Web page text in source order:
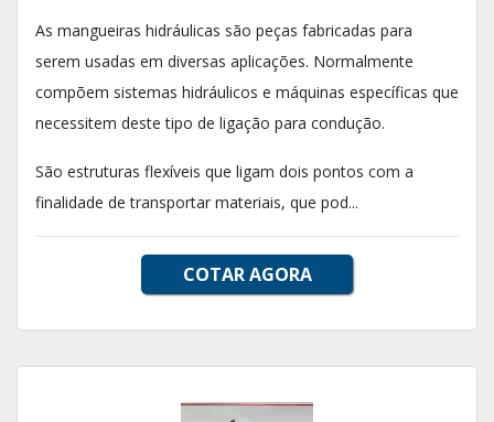
As mangueiras hidráulicas são peças fabricadas para
serem usadas em diversas aplicações. Normalmente
compõem sistemas hidráulicos e máquinas específicas que
necessitem deste tipo de ligação para condução.
São estruturas flexíveis que ligam dois pontos com a
finalidade de transportar materiais, que pod...
COTAR AGORA